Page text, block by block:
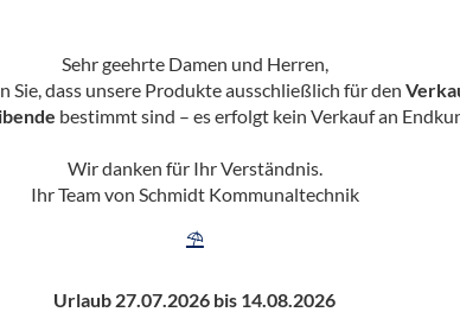
Sehr geehrte Damen und Herren,
Sie, dass unsere Produkte ausschließlich für den
bestimmt sind – es erfolgt kein Verkauf an
Wir danken für Ihr Verständnis.
Ihr Team von Schmidt Kommunaltechnik
⛱️
Urlaub 27.07.2026 bis 14.08.2026